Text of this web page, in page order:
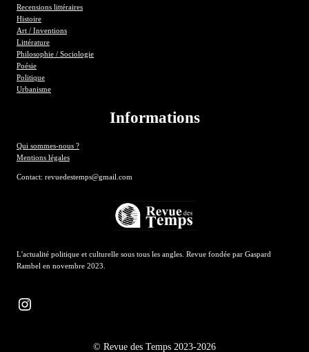
Recensions littéraires
Histoire
Art / Inventions
Littérature
Philosophie / Sociologie
Poésie
Politique
Urbanisme
Informations
Qui sommes-nous ?
Mentions légales
Contact: revuedestemps@gmail.com
L'actualité politique et culturelle sous tous les angles. Revue fondée par Gaspard
Rambel en novembre 2023.
Instagram
© Revue des Temps 2023-2026